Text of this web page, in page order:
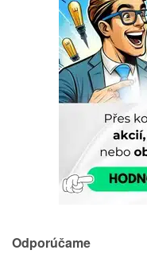
Odporúčame